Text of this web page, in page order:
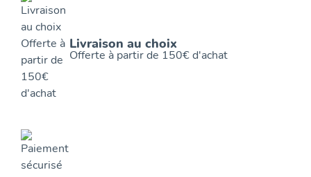
Livraison au choix
Offerte à partir de 150€ d'achat